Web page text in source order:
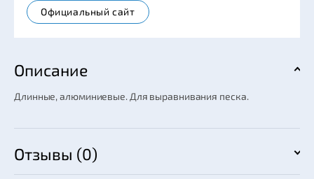
Официальный сайт
Описание
Длинные, алюминиевые. Для выравнивания песка.
Отзывы (0)